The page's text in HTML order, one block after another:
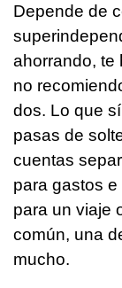
Depende de
ahorrando, te
no
dos. Lo que
pasas de
cuentas
para gastos
para un viaje
común, una
mucho.